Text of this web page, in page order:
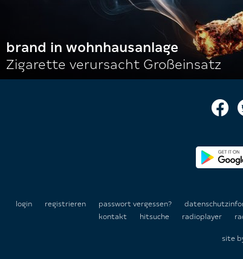
brand in wohnhausanlage
Zigarette verursacht Großeinsatz
login registrieren passwort vergessen?
kontakt
hitsuche radioplayer
site